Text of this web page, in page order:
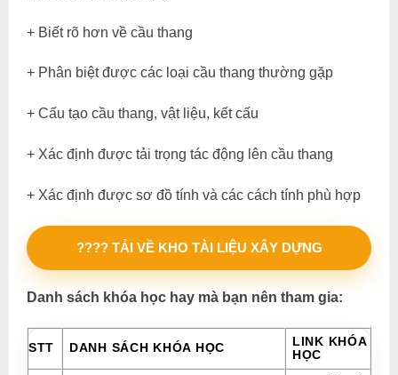
+ Biết rõ hơn về cầu thang
+ Phân biệt được các loại cầu thang thường gặp
+ Cấu tạo cầu thang, vật liệu, kết cấu
+ Xác định được tải trọng tác động lên cầu thang
+ Xác định được sơ đồ tính và các cách tính phù hợp
???? TẢI VỀ KHO TÀI LIỆU XÂY DỰNG
Danh sách khóa học hay mà bạn nên tham gia:
STT DANH SÁCH KHÓA HỌC
LINK KHÓA
HỌC